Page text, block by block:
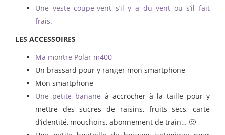
Une veste coupe-vent s’il y a du vent ou s’il fait
frais.
LES ACCESSOIRES
Ma montre Polar m400
Un brassard pour y ranger mon smartphone
Mon smartphone
Une petite banane à accrocher à la taille pour y
mettre des sucres de raisins, fruits secs, carte
d’identité, mouchoirs, abonnement de train… 🙂